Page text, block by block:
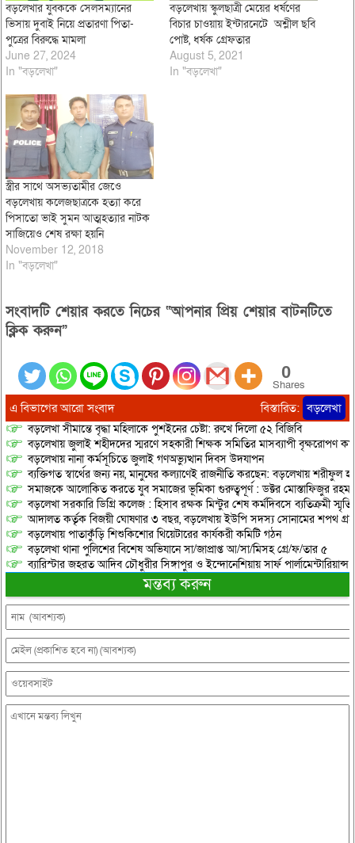
বড়লেখার যুবককে সেলসম্যানের
ভিসায় দুবাই নিয়ে প্রতারণা পিতা-
পুত্রের বিরুদ্ধে মামলা
June 27, 2024
In "বড়লেখা"
বড়লেখায় স্কুলছাত্রী মেয়ের ধর্ষণের
বিচার চাওয়ায় ইন্টারনেটে অশ্লীল ছবি
পোষ্ট, ধর্ষক গ্রেফতার
August 5, 2021
In "বড়লেখা"
স্ত্রীর সাথে অসভ্যতামীর জেওে
বড়লেখায় কলেজছাত্রকে হত্যা করে
পিসাতো ভাই সুমন আত্মহত্যার নাটক
সাজিয়েও শেষ রক্ষা হয়নি
November 12, 2018
In "বড়লেখা"
সংবাদটি শেয়ার করতে নিচের “আপনার প্রিয় শেয়ার বাটনটিতে
ক্লিক করুন”
0
Shares
এ বিভাগের আরো সংবাদ বিস্তারিত: বড়লেখা
বড়লেখা সীমান্তে বৃদ্ধা মহিলাকে পুশইনের চেষ্টা: রুখে দিলো ৫২ বিজিবি
বড়লেখায় জুলাই শহীদদের স্মরণে সহকারী শিক্ষক সমিতির মাসব্যাপী বৃক্ষরোপণ
বড়লেখায় নানা কর্মসূচিতে জুলাই গণঅভ্যুত্থান দিবস উদযাপন
ব্যক্তিগত স্বার্থের জন্য নয়, মানুষের কল্যাণেই রাজনীতি করছেন: বড়লেখায় শরীফুল
সমাজকে আলোকিত করতে যুব সমাজের ভূমিকা গুরুত্বপূর্ণ : ডক্টর মোস্তাফিজুর
বড়লেখা সরকারি ডিগ্রি কলেজ : হিসাব রক্ষক মিন্টুর শেষ কর্মদিবসে ব্যতিক্রমী
আদালত কর্তৃক বিজয়ী ঘোষণার ৩ বছর, বড়লেখায় ইউপি সদস্য সোনামের শপথ
বড়লেখায় পাতাকুঁড়ি শিশুকিশোর থিয়েটারের কার্যকরী কমিটি গঠন
বড়লেখা থানা পুলিশের বিশেষ অভিযানে সা/জাপ্রাপ্ত আ/সা/মিসহ গ্রে/ফ/তার ৫
ব্যারিস্টার জহরত আদিব চৌধুরীর সিঙ্গাপুর ও ইন্দোনেশিয়ায় সার্ফ পার্লামেন্টারিয়ান্স
মন্তব্য করুন